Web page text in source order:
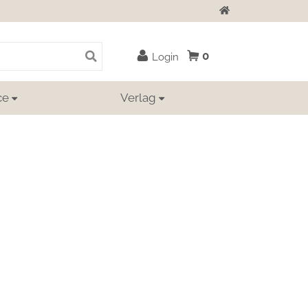
Zur Startseite
Login 0
Verlag